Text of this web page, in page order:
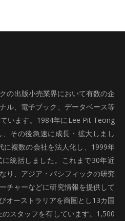
の出版小売業界において有数の企
ル、電子ブック、データベース等
います。1984年にLee Pit Teong
その後急速に成長・拡大しまし
に複数の会社を法人化し、1999年
統括しました。これまで30年近
り、アジア・パシフィックの研究
チャーなどに研究情報を提供して
オーストラリアを商圏とし13カ国
スタッフを有しています。1,500